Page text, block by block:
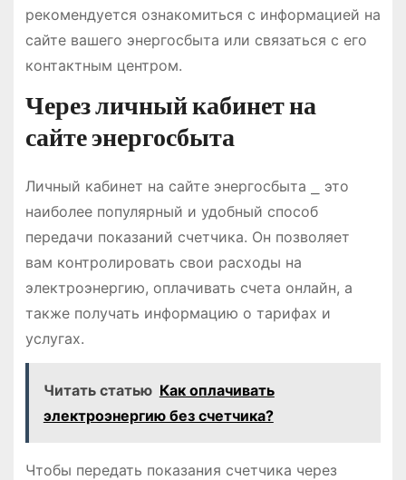
рекомендуется ознакомиться с информацией на
сайте вашего энергосбыта или связаться с его
контактным центром.
Через личный кабинет на
сайте энергосбыта
Личный кабинет на сайте энергосбыта ⎯ это
наиболее популярный и удобный способ
передачи показаний счетчика. Он позволяет
вам контролировать свои расходы на
электроэнергию, оплачивать счета онлайн, а
также получать информацию о тарифах и
услугах.
Читать статью Как оплачивать
электроэнергию без счетчика?
Чтобы передать показания счетчика через